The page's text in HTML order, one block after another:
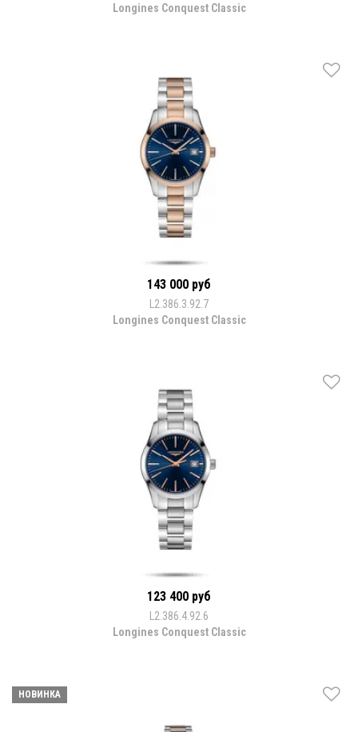
Longines Conquest Classic
143 000 руб
L2.386.3.92.7
Longines Conquest Classic
123 400 руб
L2.386.4.92.6
Longines Conquest Classic
НОВИНКА